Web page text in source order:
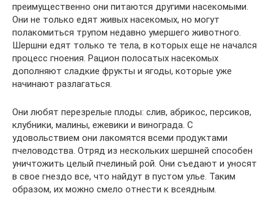
преимущественно они питаются другими насекомыми.
Они не только едят живых насекомых, но могут
полакомиться трупом недавно умершего животного.
Шершни едят только те тела, в которых еще не начался
процесс гноения. Рацион полосатых насекомых
дополняют сладкие фрукты и ягоды, которые уже
начинают разлагаться.
Они любят перезрелые плоды: слив, абрикос, персиков,
клубники, малины, ежевики и винограда. С
удовольствием они лакомятся всеми продуктами
пчеловодства. Отряд из нескольких шершней способен
уничтожить целый пчелиный рой. Они съедают и уносят
в свое гнездо все, что найдут в пустом улье. Таким
образом, их можно смело отнести к всеядным.